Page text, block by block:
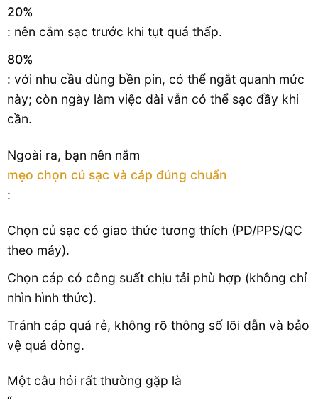
20%
: nên cắm sạc trước khi tụt quá thấp.
80%
: với nhu cầu dùng bền pin, có thể ngắt quanh mức
này; còn ngày làm việc dài vẫn có thể sạc đầy khi
cần.
Ngoài ra, bạn nên nắm
mẹo chọn củ sạc và cáp đúng chuẩn
:
Chọn củ sạc có giao thức tương thích (PD/PPS/QC
theo máy).
Chọn cáp có công suất chịu tải phù hợp (không chỉ
nhìn hình thức).
Tránh cáp quá rẻ, không rõ thông số lõi dẫn và bảo
vệ quá dòng.
Một câu hỏi rất thường gặp là
“